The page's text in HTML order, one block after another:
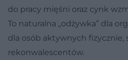
do pracy mięśni oraz cynk
To naturalna „odżywka” dla
dla osób aktywnych fizycznie,
rekonwalescentów.